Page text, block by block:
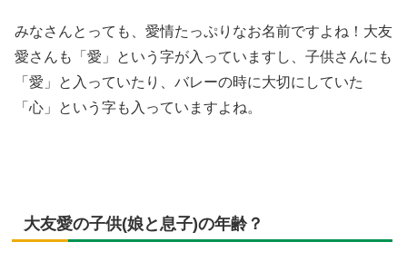
みなさんとっても、愛情たっぷりなお名前ですよね！大友
愛さんも「愛」という字が入っていますし、子供さんにも
「愛」と入っていたり、バレーの時に大切にしていた
「心」という字も入っていますよね。
大友愛の子供(娘と息子)の年齢？